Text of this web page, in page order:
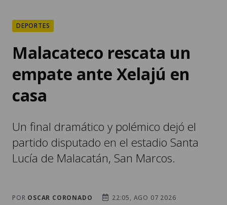
DEPORTES
Malacateco rescata un
empate ante Xelajú en
casa
Un final dramático y polémico dejó el
partido disputado en el estadio Santa
Lucía de Malacatán, San Marcos.
POR OSCAR CORONADO
22:05, AGO 07 2026